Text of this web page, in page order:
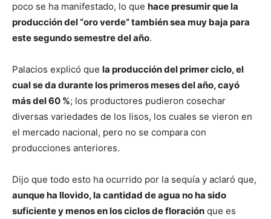
poco se ha manifestado, lo que hace presumir que la
producción del “oro verde” también sea muy baja para
este segundo semestre del año.
Palacios explicó que la producción del primer ciclo, el
cual se da durante los primeros meses del año, cayó
más del 60 %; los productores pudieron cosechar
diversas variedades de los lisos, los cuales se vieron en
el mercado nacional, pero no se compara con
producciones anteriores.
Dijo que todo esto ha ocurrido por la sequía y aclaró que,
aunque ha llovido, la cantidad de agua no ha sido
suficiente y menos en los ciclos de floración que es